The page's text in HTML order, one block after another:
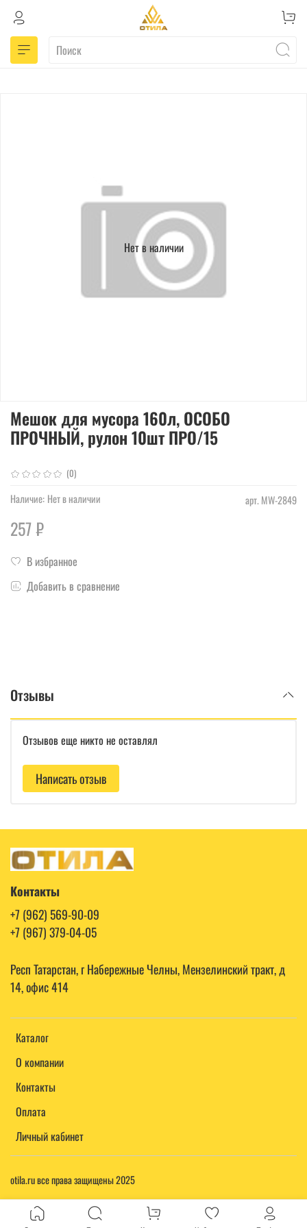
Нет в наличии
(0)
арт.MW-2849
Наличие: Нет в наличии
Мешок для мусора 160л, ОСОБО
ПРОЧНЫЙ, рулон 10шт ПРО/15
257 ₽
В избранное
Добавить в сравнение
Отзывы
Отзывов еще никто не оставлял
Написать отзыв
Каталог
О компании
Контакты
Оплата
Личный кабинет
Контакты
+7 (962) 569-90-09
+7 (967) 379-04-05
Респ Татарстан, г Набережные Челны, Мензелинский тракт, д
14, офис 414
otila.ru все права защищены 2025